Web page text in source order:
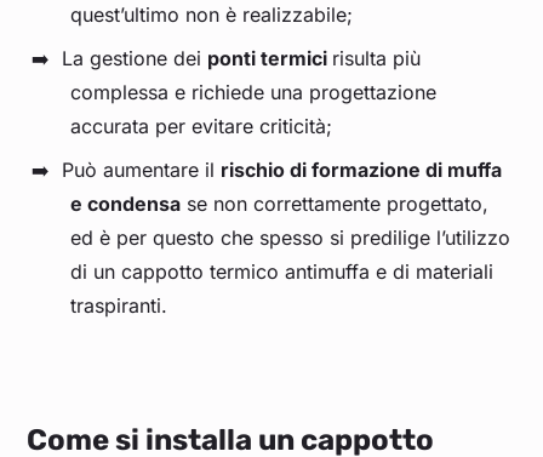
quest’ultimo non è realizzabile;
La gestione dei ponti termici risulta più
complessa e richiede una progettazione
accurata per evitare criticità;
Può aumentare il rischio di formazione di muffa
e condensa se non correttamente progettato,
ed è per questo che spesso si predilige l’utilizzo
di un cappotto termico antimuffa e di materiali
traspiranti.
Come si installa un cappotto